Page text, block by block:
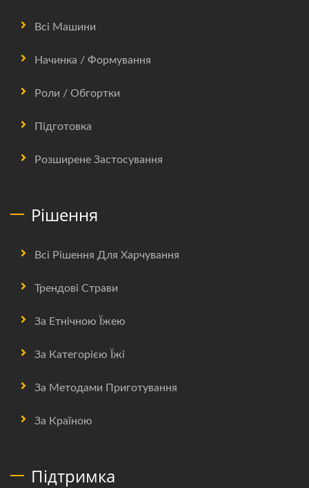
Всі Машини
Начинка / Формування
Роли / Обгортки
Підготовка
Розширене Застосування
Рішення
Всі Рішення Для Харчування
Трендові Страви
За Етнічною Їжею
За Категорією Їжі
За Методами Приготування
За Країною
Підтримка